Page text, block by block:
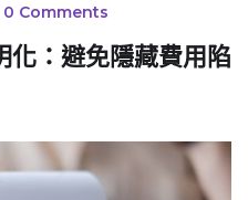
0 Comments
化：避免隱藏費用陷